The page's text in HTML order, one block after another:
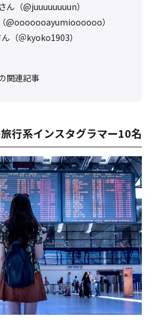
（@juuuuuuuun）
@ooooooayumioooooo）
（＠kyoko1903）
関連記事
行系インスタグラマー10名